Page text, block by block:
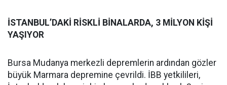
İSTANBUL’DAKİ RİSKLİ BİNALARDA, 3 MİLYON KİŞİ
YAŞIYOR
Bursa Mudanya merkezli depremlerin ardından gözler
büyük Marmara depremine çevrildi. İBB yetkilileri,